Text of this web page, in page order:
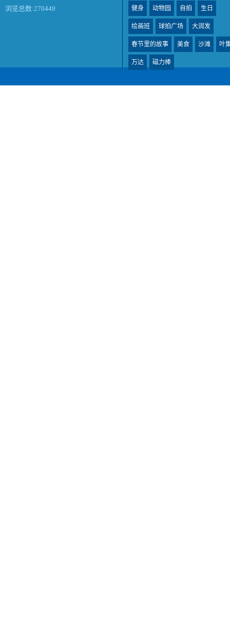
浏览总数:270449
健身 动物园 自拍 生日
绘画班 球拍广场 大润发
春节里的故事 美食 沙滩 叶
万达 磁力棒